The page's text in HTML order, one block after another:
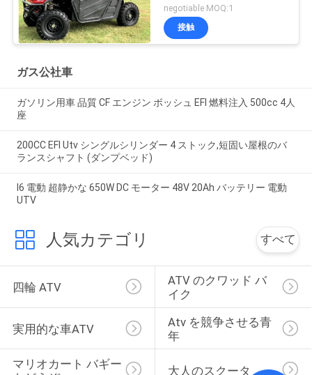
negotiable MOQ:1
接触
ガス公社車
ガソリン用車 品質 CF エンジン ボッシュ EFI 燃料注入 500cc 4人
座
200CC EFI Utv シングルシリンダー 4 ストック,短固い屋根のバ
ランスシャフト (ダンプベッド)
I6 電動 超静かな 650W DC モーター 48V 20Ah バッテリー 電動
UTV
人気カテゴリ すべて
四輪 ATV
ATV のクワッド バ
イク
実用的な車ATV
Atv を競争させる青
年
マリオカート バギー
大人のスクータ